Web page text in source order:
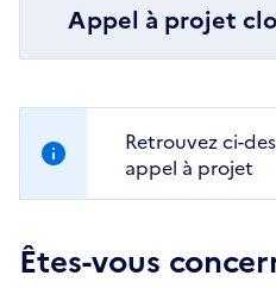
Appel à projet
Retrouvez ci-
appel à projet
Êtes-vous